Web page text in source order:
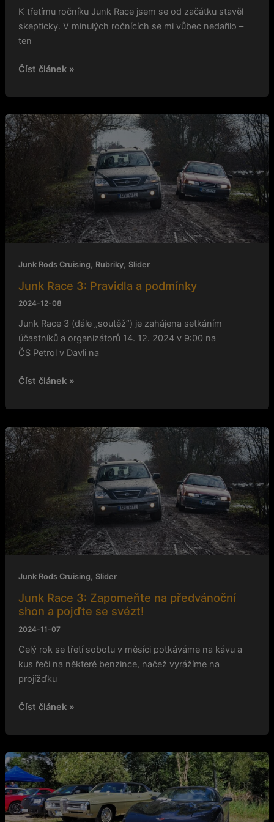
K třetímu ročníku Junk Race jsem se od začátku stavěl
skepticky. V minulých ročnících se mi vůbec nedařilo –
ten
Číst článek »
Junk Rods Cruising, Rubriky, Slider
Junk Race 3: Pravidla a podmínky
2024-12-08
Junk Race 3 (dále „soutěž“) je zahájena setkáním
účastníků a organizátorů 14. 12. 2024 v 9:00 na
ČS Petrol v Davli na
Junk
Race
3:
podmínky
Číst článek »
Junk Rods Cruising, Slider
Junk Race 3: Zapomeňte na předvánoční
shon a pojďte se svézt!
2024-11-07
Celý rok se třetí sobotu v měsíci potkáváme na kávu a
kus řeči na některé benzince, načež vyrážíme na
projížďku
Junk
Race
3:
na
předvánoční
shon
a
pojďte
svézt!
Číst článek »
Drift
session
a
bordel
na